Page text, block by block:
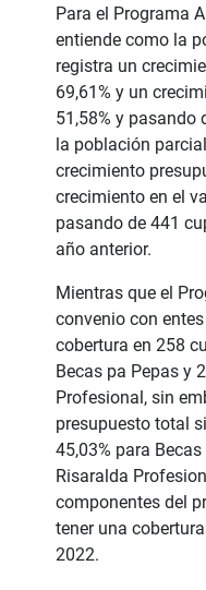
Para el Programa
entiende como la
registra un
69,61% y un
51,58% y pasando
la población
crecimiento
crecimiento en el
pasando de 441
año anterior.
Mientras que el
convenio con
cobertura en 258
Becas pa Pepas y
Profesional, sin
presupuesto total
45,03% para
Risaralda
componentes del
tener una
2022.